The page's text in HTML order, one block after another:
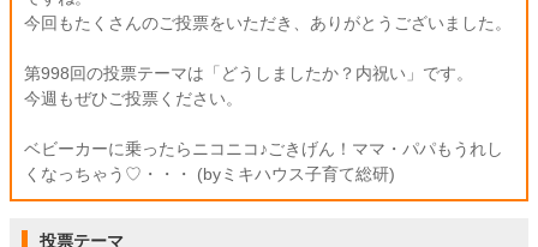
今回もたくさんのご投票をいただき、ありがとうございました。
第998回の投票テーマは「どうしましたか？内祝い」です。
今週もぜひご投票ください。
ベビーカーに乗ったらニコニコ♪ごきげん！ママ・パパもうれし
くなっちゃう♡・・・ (byミキハウス子育て総研)
投票テーマ